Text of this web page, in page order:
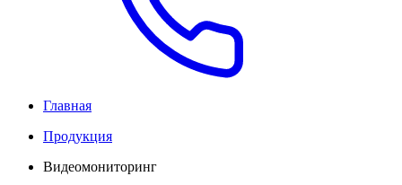
Главная
Продукция
Видеомониторинг